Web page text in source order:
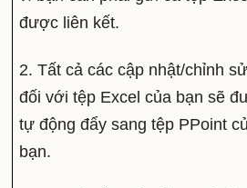
được liên kết.
2. Tất cả các cập nhật/chỉnh
đối với tệp Excel của bạn sẽ
tự động đẩy sang tệp PPoint
bạn.